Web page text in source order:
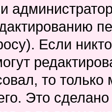
Если
то
Это